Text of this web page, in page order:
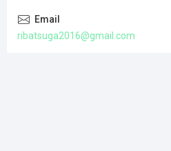
ribatsuga2016@gmail.com